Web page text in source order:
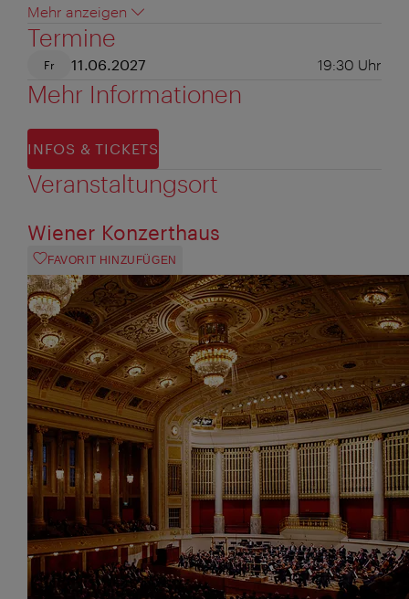
Mehr anzeigen
Termine
Fr 11.06.2027 19:30 Uhr
Mehr Informationen
INFOS & TICKETS
Veranstaltungsort
Wiener Konzerthaus
FAVORIT HINZUFÜGEN